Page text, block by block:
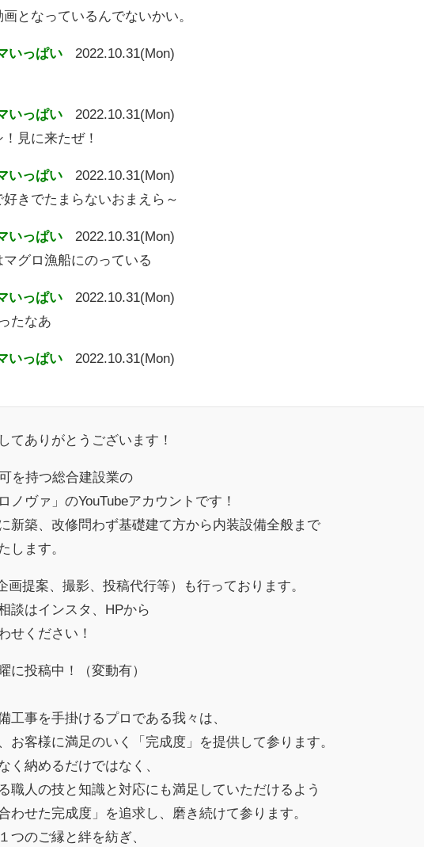
となっているんでないかい。
いっぱい
2022.10.31(Mon)
いっぱい
2022.10.31(Mon)
見に来たぜ！
いっぱい
2022.10.31(Mon)
きでたまらないおまえら～
いっぱい
2022.10.31(Mon)
グロ漁船にのっている
いっぱい
2022.10.31(Mon)
たなあ
いっぱい
2022.10.31(Mon)
てありがとうございます！
を持つ総合建設業の
ノヴァ」のYouTubeアカウントです！
新築、改修問わず基礎建て方から内装設備全般まで
します。
画提案、撮影、投稿代行等）も行っております。
談はインスタ、HPから
せください！
に投稿中！（変動有）
工事を手掛けるプロである我々は、
お客様に満足のいく「完成度」を提供して参ります。
く納めるだけではなく、
職人の技と知識と対応にも満足していただけるよう
わせた完成度」を追求し、磨き続けて参ります。
つのご縁と絆を紡ぎ、